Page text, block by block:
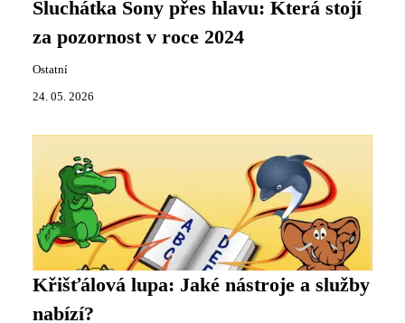
Sluchátka Sony přes hlavu: Která stojí
za pozornost v roce 2024
Ostatní
24. 05. 2026
Křišťálová lupa: Jaké nástroje a služby
nabízí?